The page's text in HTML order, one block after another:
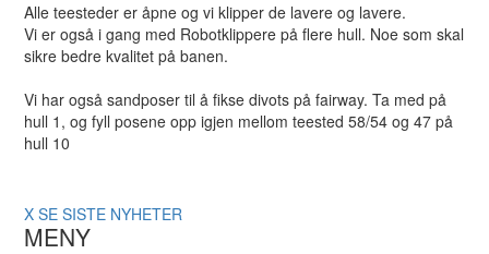
Alle teesteder er åpne og vi klipper de lavere og lavere.
Vi er også i gang med Robotklippere på flere hull. Noe som skal
sikre bedre kvalitet på banen.
Vi har også sandposer til å fikse divots på fairway. Ta med på
hull 1, og fyll posene opp igjen mellom teested 58/54 og 47 på
hull 10
X SE SISTE NYHETER
MENY